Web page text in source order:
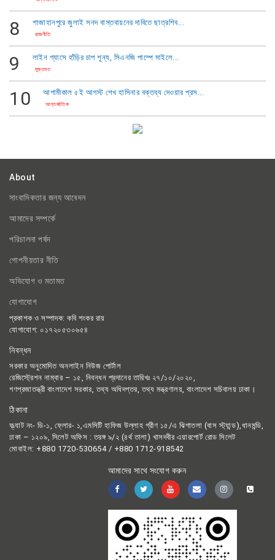
8 শাজাহানপুরে জুলাই সনদ বাস্তবায়নের দাবিতে ছাত্রশিব...
রাজনীতি
9 ​লাইন গ্যাসে হাঁড়ির চাপ শূন্য, সিএনজি পাম্পে মাইলে...
মুক্তমত
10 আগামীকাল ৫ই আগস্ট শেখ হাসিনার বক্তব্য দেওয়ার প্রস...
আন্তর্জাতিক
About
সাংবাদিকতার জন্য আবেদন
আমাদের সম্পর্কে
পরিচালনা পর্ষদ
গোপনীয়তার নীতি
অভিযোগ ও মতামত
যোগাযোগ
প্রকাশক ও সম্পাদক: কবি শংকর রায়
যোগাযোগ: ০১৭২০৫৩০৬৫৪
নিবন্ধন
সরকার অনুমোদিত অনলাইন নিউজ পোর্টাল
রেজিস্ট্রেশন নাম্বার – ১৫, নিবন্ধন প্রদানের তারিখঃ ২৭/১০/২০২০,
গণপ্রজাতন্ত্রী বাংলাদেশ সরকার, তথ্য অধিদপ্তর, তথ্য মন্ত্রণালয়, বাংলাদেশ সচিবালয় ঢাকা।
ঠিকানা
ফ্ল্যাট নং- ডি-১, ফ্লোর- ১,এমসিটি হাফিজ উল্লাহ গ্রীণ ১৫/এ ঝিগাতলা (বাস স্ট্যান্ড),ধানমন্ডি,
ঢাকা – ১২০৯, সিলেট অফিস : তরঙ্গ ৯/২ (৪র্থ তালা) খাসদবীর এয়ারপোর্ট রোড সিলেট
মোবাইল: +880 1720-530654 / +880 1712-918542
আমাদের সাথে সংযোগ করুন